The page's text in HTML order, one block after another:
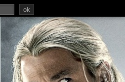
ok